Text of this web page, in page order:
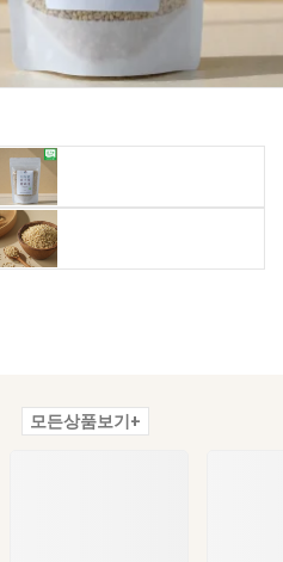
모든상품보기+